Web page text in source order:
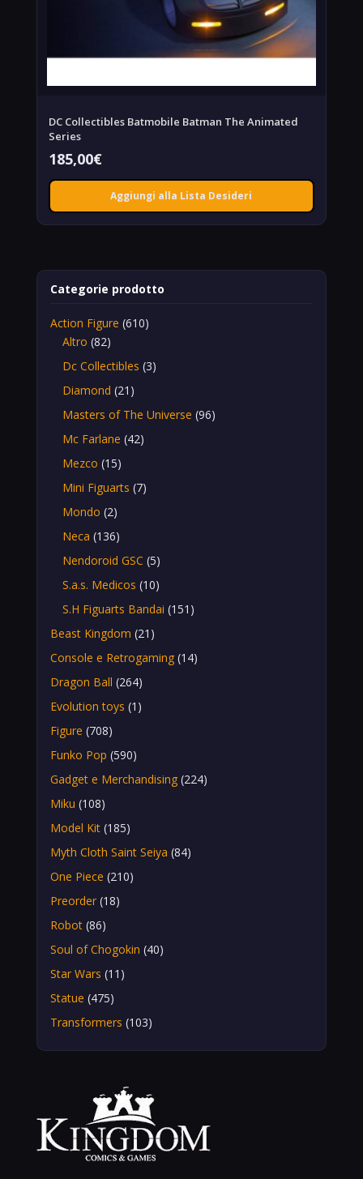
DC Collectibles Batmobile Batman The Animated
Series
185,00€
Aggiungi alla Lista Desideri
Categorie prodotto
Action Figure (610)
Altro (82)
Dc Collectibles (3)
Diamond (21)
Masters of The Universe (96)
Mc Farlane (42)
Mezco (15)
Mini Figuarts (7)
Mondo (2)
Neca (136)
Nendoroid GSC (5)
S.a.s. Medicos (10)
S.H Figuarts Bandai (151)
Beast Kingdom (21)
Console e Retrogaming (14)
Dragon Ball (264)
Evolution toys (1)
Figure (708)
Funko Pop (590)
Gadget e Merchandising (224)
Miku (108)
Model Kit (185)
Myth Cloth Saint Seiya (84)
One Piece (210)
Preorder (18)
Robot (86)
Soul of Chogokin (40)
Star Wars (11)
Statue (475)
Transformers (103)